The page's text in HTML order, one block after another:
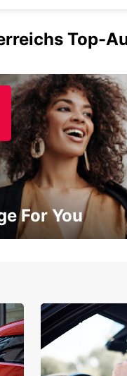
Top-
For You